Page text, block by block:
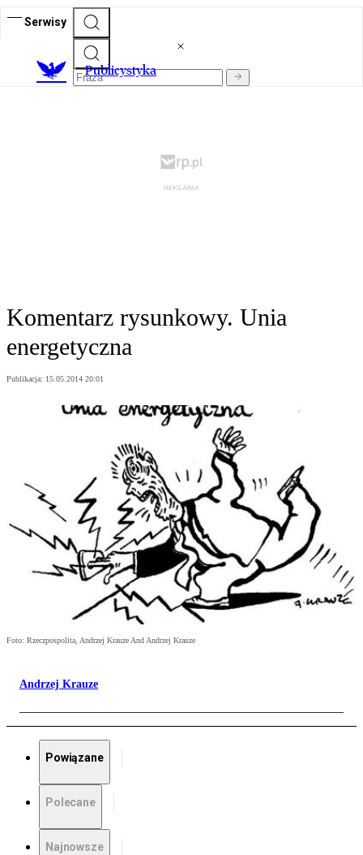
Serwisy
Publicystyka
Komentarz rysunkowy. Unia
energetyczna
Publikacja: 15.05.2014 20:01
Foto: Rzeczpospolita, Andrzej Krauze And Andrzej Krauze
Andrzej Krauze
Powiązane
Polecane
Najnowsze